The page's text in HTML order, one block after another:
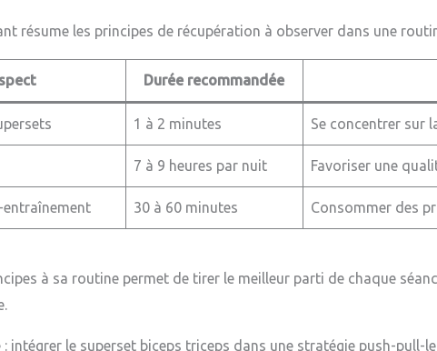
résume les principes de récupération à observer dans une
Durée recommandée
1 à 2 minutes Se concentrer sur
7 à 9 heures par nuit Favoriser une
30 à 60 minutes Consommer des
à sa routine permet de tirer le meilleur parti de chaque
: intégrer le superset biceps triceps dans une stratégie push-pull-